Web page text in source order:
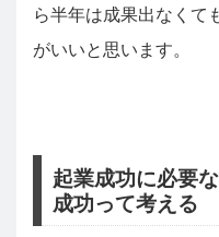
ら半年は成果出なくて
がいいと思います。
起業成功に必要
成功って考える